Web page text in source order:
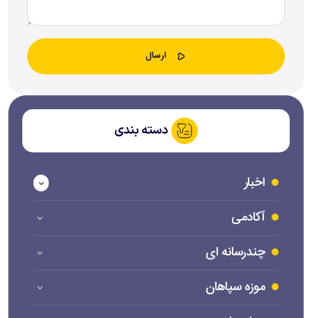
دسته بندی
اخبار
آکادمی
چندرسانه ای
موزه سپاهان